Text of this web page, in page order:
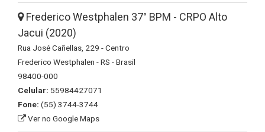
Frederico Westphalen 37° BPM - CRPO Alto
Jacui (2020)
Rua José Cañellas, 229 - Centro
Frederico Westphalen - RS - Brasil
98400-000
Celular: 55984427071
Fone: (55) 3744-3744
Ver no Google Maps